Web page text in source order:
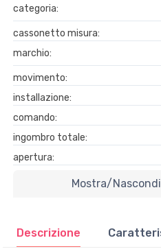
categoria:
cassonetto misura:
marchio:
movimento:
installazione:
comando:
ingombro totale:
apertura:
Mostra/
Descrizione